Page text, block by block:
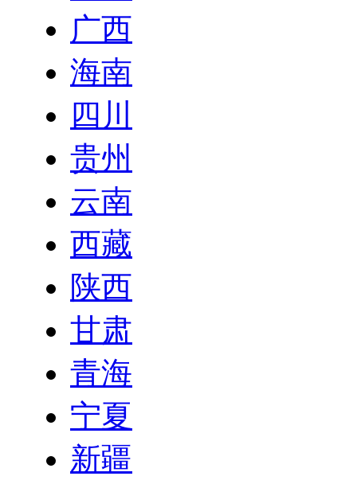
广西
海南
四川
贵州
云南
西藏
陕西
甘肃
青海
宁夏
新疆